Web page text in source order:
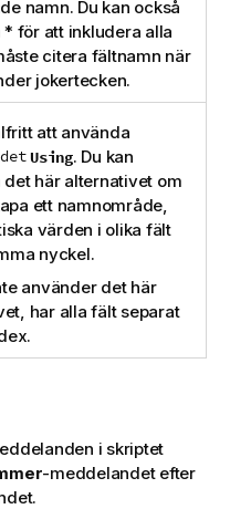
namn. Du kan också
* för att inkludera alla
citera fältnamn när
jokertecken.
att använda
Using. Du kan
det här alternativet om
ett namnområde,
värden i olika fält
nyckel.
använder det här
har alla fält separat
i skriptet
-meddelandet efter